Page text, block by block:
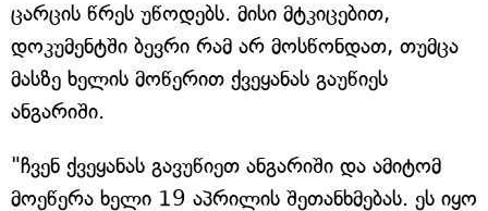
ცარცის წრეს უწოდებს. მისი მტკიცებით,
დოკუმენტში ბევრი რამ არ მოსწონდათ, თუმცა
მასზე ხელის მოწერით ქვეყანას გაუწიეს
ანგარიში.
"ჩვენ ქვეყანას გავუწიეთ ანგარიში და ამიტომ
მოეწერა ხელი 19 აპრილის შეთანხმებას. ეს იყო